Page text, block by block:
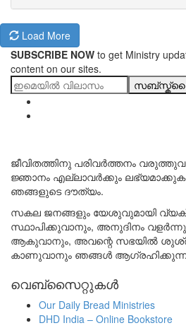
Load More
SUBSCRIBE NOW to get Ministry
content on our sites.
ജീവിതത്തിനു പരിവർത്തനം
ജ്ഞാനം എല്ലാവർക്കും
ഞങ്ങളുടെ ദൗത്യം.
സകല ജനങ്ങളും യേശുവുമായി
സ്ഥാപിക്കുവാനും, അനുദിനം
ആകുവാനും, അവന്റെ സഭയിൽ
കാണുവാനും ഞങ്ങൾ
വെബ്സൈറ്റുകൾ
Our Daily Bread Ministries
DHD India – Online Bookstore